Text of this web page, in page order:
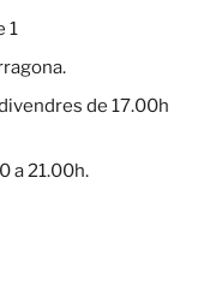
1
de 17.00h
a 21.00h.